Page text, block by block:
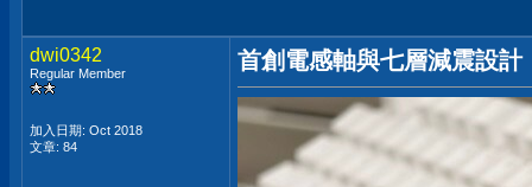
dwi0342
Regular Member
加入日期: Oct 2018
文章: 84
首創電感軸與七層減震設